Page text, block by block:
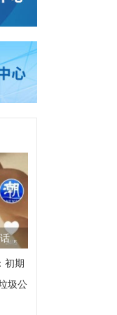
，
初期
圾公